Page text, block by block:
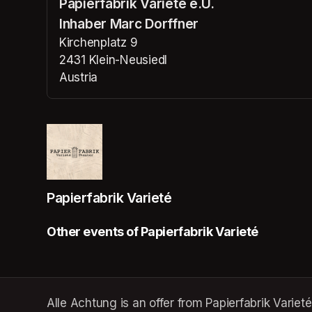
Papierfabrik Varieté e.U.
Inhaber Marc Dorffner
Kirchenplatz 9
2431 Klein-Neusiedl
Austria
(opens in a new tab)
Papierfabrik Varieté
Other events of Papierfabrik Varieté
Alle Achtung is an offer from Papierfabrik